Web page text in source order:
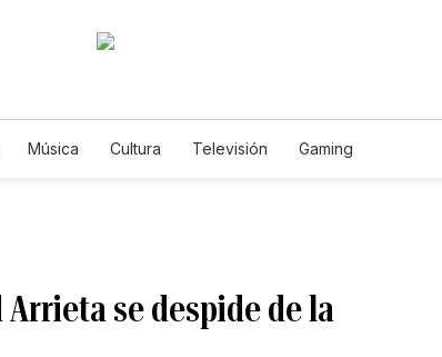
Música Cultura Televisión Gaming
Arrieta se despide de la